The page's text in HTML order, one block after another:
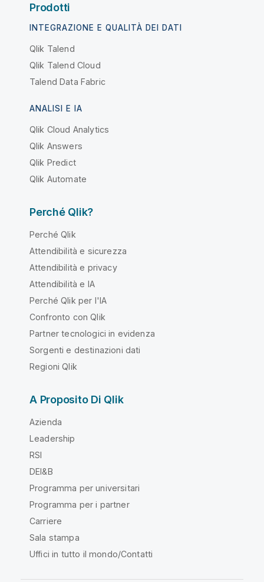
Prodotti
INTEGRAZIONE E QUALITÀ DEI DATI
Qlik Talend
Qlik Talend Cloud
Talend Data Fabric
ANALISI E IA
Qlik Cloud Analytics
Qlik Answers
Qlik Predict
Qlik Automate
Perché Qlik?
Perché Qlik
Attendibilità e sicurezza
Attendibilità e privacy
Attendibilità e IA
Perché Qlik per l'IA
Confronto con Qlik
Partner tecnologici in evidenza
Sorgenti e destinazioni dati
Regioni Qlik
A Proposito Di Qlik
Azienda
Leadership
RSI
DEI&B
Programma per universitari
Programma per i partner
Carriere
Sala stampa
Uffici in tutto il mondo/Contatti